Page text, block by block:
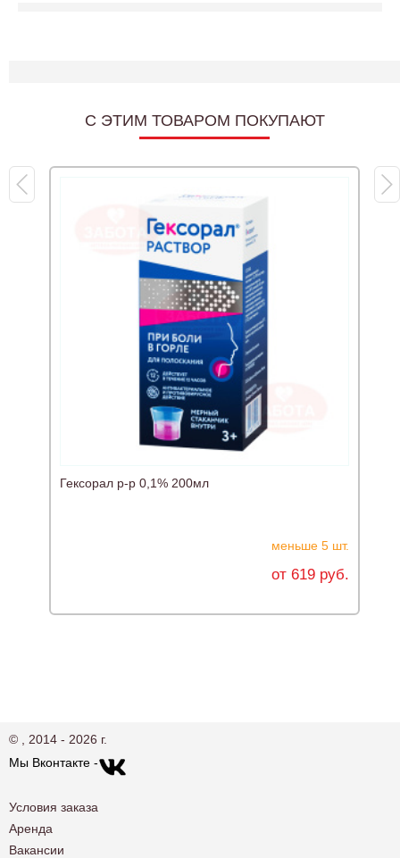
C ЭТИМ ТОВАРОМ ПОКУПАЮТ
Гексорал р-р 0,1% 200мл
меньше 5 шт.
от 619 руб.
© , 2014 - 2026 г.
Мы Вконтакте -
Условия заказа
Аренда
Вакансии